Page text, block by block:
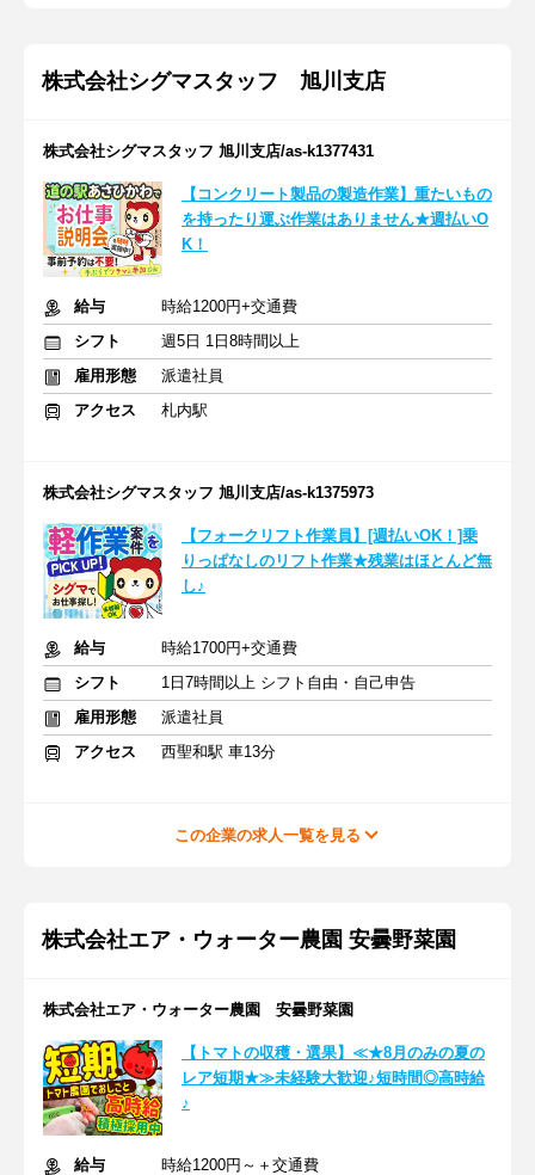
株式会社シグマスタッフ 旭川支店
株式会社シグマスタッフ 旭川支店/as-k1377431
【コンクリート製品の製造作業】重たいもの
を持ったり運ぶ作業はありません★週払いO
K！
給与
時給1200円+交通費
シフト
週5日 1日8時間以上
雇用形態
派遣社員
アクセス
札内駅
株式会社シグマスタッフ 旭川支店/as-k1375973
【フォークリフト作業員】[週払いOK！]乗
りっぱなしのリフト作業★残業はほとんど無
し♪
給与
時給1700円+交通費
シフト
1日7時間以上 シフト自由・自己申告
雇用形態
派遣社員
アクセス
西聖和駅 車13分
この企業の求人一覧を見る
株式会社エア・ウォーター農園 安曇野菜園
株式会社エア・ウォーター農園 安曇野菜園
【トマトの収穫・選果】≪★8月のみの夏の
レア短期★≫未経験大歓迎♪短時間◎高時給
♪
給与
時給1200円～＋交通費